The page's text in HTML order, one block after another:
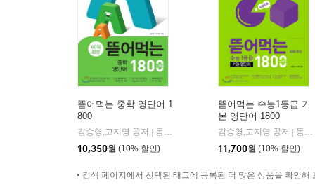
뜯어먹는 중학 영단어 1
800
김승영,고지영 공저
동아출판
10,350원 (10% 할인)
뜯어먹는 수능1등급 기
본 영단어 1800
김승영,고지영 공저
동아출판
11,700원 (10% 할인)
검색 페이지에서 선택된 태그에 등록된 더 많은 상품을 확인해